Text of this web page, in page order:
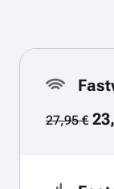
27,95 €